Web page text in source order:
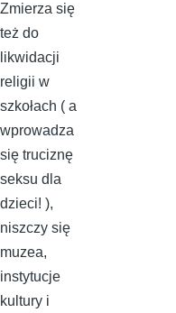
Zmierza się
też do
likwidacji
religii w
szkołach ( a
wprowadza
się truciznę
seksu dla
dzieci! ),
niszczy się
muzea,
instytucje
kultury i